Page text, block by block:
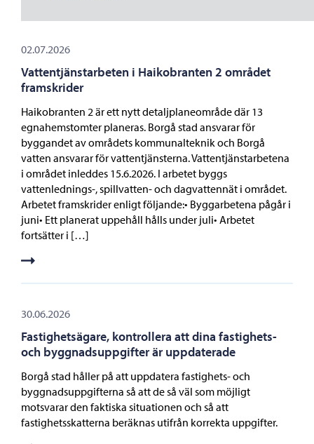
02.07.2026
Vattentjänstarbeten i Haikobranten 2 området
framskrider
Haikobranten 2 är ett nytt detaljplaneområde där 13
egnahemstomter planeras. Borgå stad ansvarar för
byggandet av områdets kommunalteknik och Borgå
vatten ansvarar för vattentjänsterna. Vattentjänstarbetena
i området inleddes 15.6.2026. I arbetet byggs
vattenlednings-, spillvatten- och dagvattennät i området.
Arbetet framskrider enligt följande:• Byggarbetena pågår i
juni• Ett planerat uppehåll hålls under juli• Arbetet
fortsätter i […]
30.06.2026
Fastighetsägare, kontrollera att dina fastighets-
och byggnadsuppgifter är uppdaterade
Borgå stad håller på att uppdatera fastighets- och
byggnadsuppgifterna så att de så väl som möjligt
motsvarar den faktiska situationen och så att
fastighetsskatterna beräknas utifrån korrekta uppgifter.